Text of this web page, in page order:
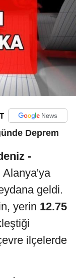
Deprem
-
Alanya'ya
geldi.
yerin 12.75
ilçelerde